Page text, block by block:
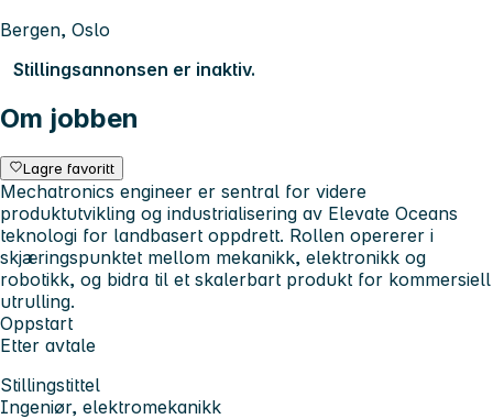
Bergen, Oslo
Stillingsannonsen er inaktiv.
Om jobben
Lagre favoritt
Mechatronics engineer er sentral for videre
produktutvikling og industrialisering av Elevate Oceans
teknologi for landbasert oppdrett. Rollen opererer i
skjæringspunktet mellom mekanikk, elektronikk og
robotikk, og bidra til et skalerbart produkt for kommersiell
utrulling.
Oppstart
Etter avtale
Stillingstittel
Ingeniør, elektromekanikk